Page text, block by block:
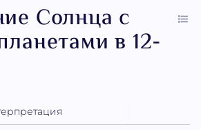
Солнца с
в 12-